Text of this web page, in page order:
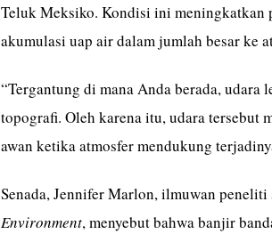
Teluk Meksiko. Kondisi ini meningkatkan
akumulasi uap air dalam jumlah besar ke
“Tergantung di mana Anda berada, udara
topografi. Oleh karena itu, udara tersebut
awan ketika atmosfer mendukung
Senada, Jennifer Marlon, ilmuwan peneliti
Environment, menyebut bahwa banjir